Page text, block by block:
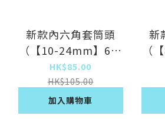
新款內六角套筒頭
（【10-24mm】6件
套）
HK$85.00
HK$105.00
加入購物車
新
（